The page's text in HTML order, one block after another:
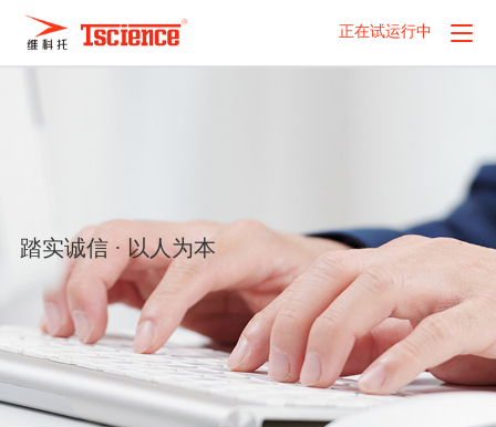
正在试运行中
踏实诚信 · 以人为本